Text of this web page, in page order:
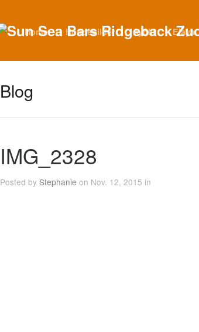
Home Hundebilder Ayoki Elaya
Blog
IMG_2328
Posted by Stephanie on Nov. 12, 2015 in